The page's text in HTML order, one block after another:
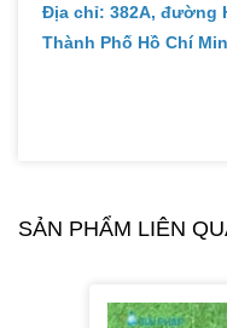
Địa chỉ: 382A, đường
Thành Phố Hồ Chí
SẢN PHẨM LIÊN